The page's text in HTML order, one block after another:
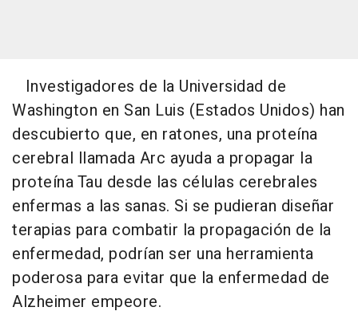
Investigadores de la Universidad de
Washington en San Luis (Estados Unidos) han
descubierto que, en ratones, una proteína
cerebral llamada Arc ayuda a propagar la
proteína Tau desde las células cerebrales
enfermas a las sanas. Si se pudieran diseñar
terapias para combatir la propagación de la
enfermedad, podrían ser una herramienta
poderosa para evitar que la enfermedad de
Alzheimer empeore.